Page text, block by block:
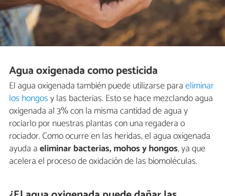
Agua oxigenada como pesticida
El agua oxigenada también puede utilizarse paraeliminar
los hongosy las bacterias. Esto se hace mezclando agua
oxigenada al 3% con la misma cantidad de agua y
rociarlo por nuestras plantas con una regadera o
rociador. Como ocurre en las heridas, el agua oxigenada
ayuda aeliminar bacterias, mohos y hongos, ya que
acelera el proceso de oxidación de las biomoléculas.